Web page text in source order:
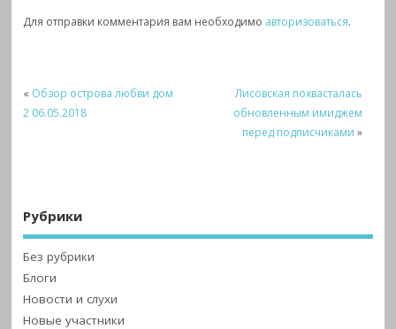
Для отправки комментария вам необходимо авторизоваться.
« Обзор острова любви дом
2 06.05.2018
Лисовская похвасталась
обновленным имиджем
перед подписчиками »
Рубрики
Без рубрики
Блоги
Новости и слухи
Новые участники